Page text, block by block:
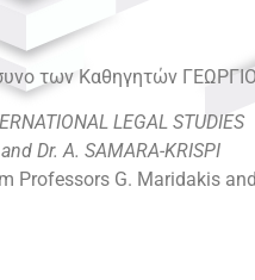
των Καθηγητών
LEGAL STUDIES
Dr. A. SAMARA-KRISPI
Professors G. Maridakis